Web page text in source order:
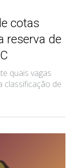
cotas
reserva de
quais vagas
classificação de